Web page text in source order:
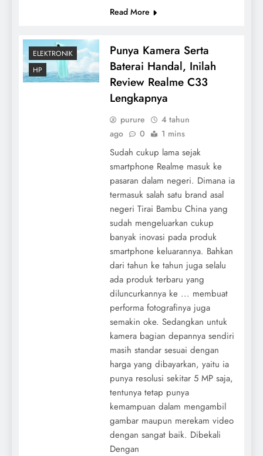
Read More
ELEKTRONIK
HP
Punya Kamera Serta
Baterai Handal, Inilah
Review Realme C33
Lengkapnya
purure
4 tahun
ago
0 1 mins
Sudah cukup lama sejak
smartphone Realme masuk ke
pasaran dalam negeri. Dimana ia
termasuk salah satu brand asal
negeri Tirai Bambu China yang
sudah mengeluarkan cukup
banyak inovasi pada produk
smartphone keluarannya. Bahkan
dari tahun ke tahun juga selalu
ada produk terbaru yang
diluncurkannya ke ... membuat
performa fotografinya juga
semakin oke. Sedangkan untuk
kamera bagian depannya sendiri
masih standar sesuai dengan
harga yang dibayarkan, yaitu ia
punya resolusi sekitar 5 MP saja,
tentunya tetap punya
kemampuan dalam mengambil
gambar maupun merekam video
dengan sangat baik. Dibekali
Dengan